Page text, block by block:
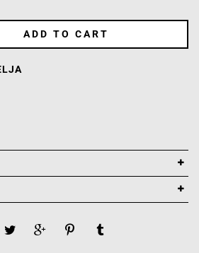
ADD TO CART